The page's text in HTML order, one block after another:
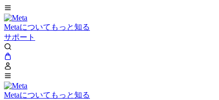
Metaについてもっと知る
サポート
Metaについてもっと知る